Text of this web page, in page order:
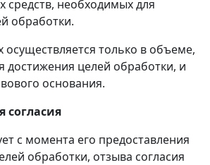
средств, необходимых для
обработки.
только в объеме,
достижения целей обработки, и
основания.
согласия
с момента его предоставления
обработки, отзыва согласия